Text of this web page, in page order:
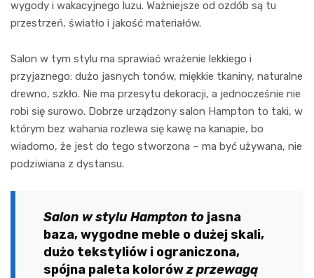
wygody i wakacyjnego luzu. Ważniejsze od ozdób są tu
przestrzeń, światło i jakość materiałów.
Salon w tym stylu ma sprawiać wrażenie lekkiego i
przyjaznego: dużo jasnych tonów, miękkie tkaniny, naturalne
drewno, szkło. Nie ma przesytu dekoracji, a jednocześnie nie
robi się surowo. Dobrze urządzony salon Hampton to taki, w
którym bez wahania rozlewa się kawę na kanapie, bo
wiadomo, że jest do tego stworzona – ma być używana, nie
podziwiana z dystansu.
Salon w stylu Hampton to jasna
baza, wygodne meble o dużej skali,
dużo tekstyliów i ograniczona,
spójna paleta kolorówz przewagą